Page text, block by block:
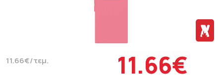
11.66€/τεμ. 11.66€